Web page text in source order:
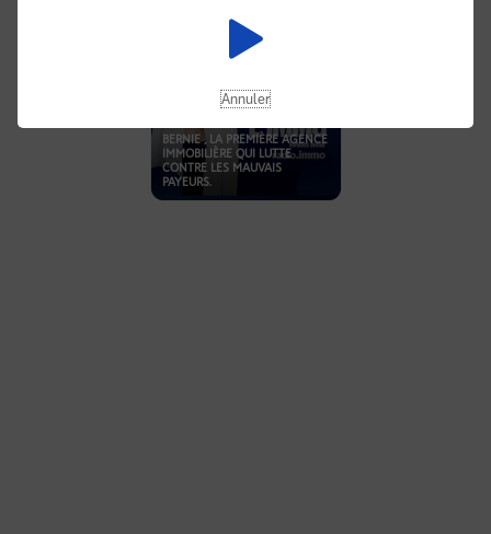
BERNIE , LA PREMIÈRE AGENCE
IMMOBILIÈRE QUI LUTTE
CONTRE LES MAUVAIS
PAYEURS.
Annuler